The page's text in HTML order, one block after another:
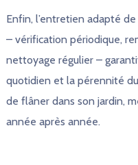
Enfin, l’entretien adapté de
– vérification périodique,
nettoyage régulier –
quotidien et la pérennité du
de flâner dans son jardin,
année après année.